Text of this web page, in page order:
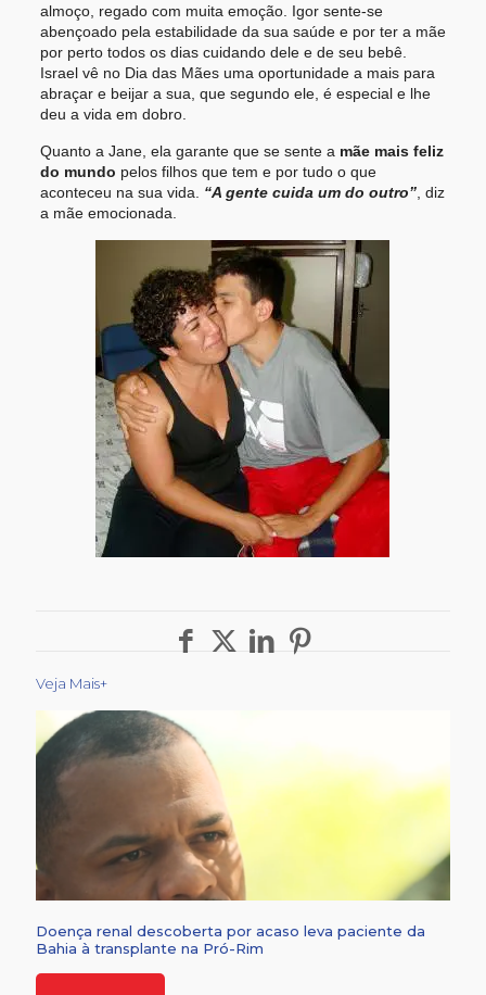
almoço, regado com muita emoção. Igor sente-se
abençoado pela estabilidade da sua saúde e por ter a mãe
por perto todos os dias cuidando dele e de seu bebê.
Israel vê no Dia das Mães uma oportunidade a mais para
abraçar e beijar a sua, que segundo ele, é especial e lhe
deu a vida em dobro.
Quanto a Jane, ela garante que se sente a mãe mais feliz
do mundo pelos filhos que tem e por tudo o que
aconteceu na sua vida. “A gente cuida um do outro”, diz
a mãe emocionada.
Veja Mais+
Doença renal descoberta por acaso leva paciente da
Bahia à transplante na Pró-Rim